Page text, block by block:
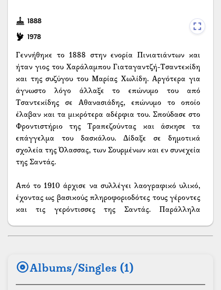
1888
1978
Γεννήθηκε το 1888 στην ενορία Πινιατιάντων και
ήταν γιος του Χαράλαμπου Γιαταγαντζή-Τσαντεκίδη
και της συζύγου του Μαρίας Χωλίδη. Αργότερα για
άγνωστο λόγο άλλαξε το επώνυμο του από
Τσαντεκίδης σε Αθανασιάδης, επώνυμο το οποίο
έλαβαν και τα μικρότερα αδέρφια του. Σπούδασε στο
Φροντιστήριο της Τραπεζούντας και άσκησε τα
επάγγελμα του δασκάλου. Δίδαξε σε δημοτικά
σχολεία της Όλασσας, των Σουρμένων και εν συνεχεία
της Σαντάς.
Από το 1910 άρχισε να συλλέγει λαογραφικό υλικό,
έχοντας ως βασικούς πληροφοριοδότες τους γέροντες
και τις γερόντισσες της Σαντάς. Παράλληλα
Παγκοσμίου Πολέμου. Το 1913 τύπωσε στο
albumAlbums/Singles (1)